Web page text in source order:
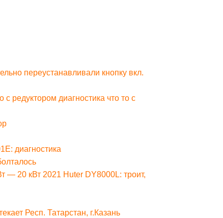
переустанавливали кнопку вкл.
редуктором диагностика что то с
диагностика
— 20 кВт 2021 Huter DY8000L: троит,
Респ. Татарстан, г.Казань